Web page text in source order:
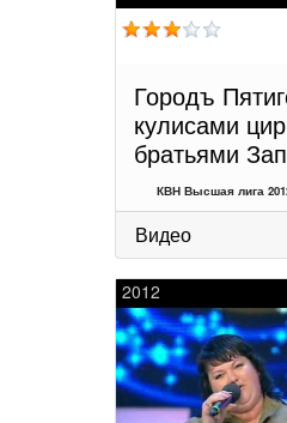
Городъ
кулисами
братьями
КВН Высшая лига
Видео
2012